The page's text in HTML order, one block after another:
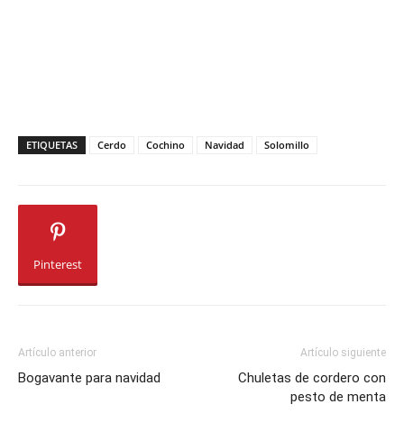
ETIQUETAS Cerdo Cochino Navidad Solomillo
Pinterest
Artículo anterior
Bogavante para navidad
Artículo siguiente
Chuletas de cordero con
pesto de menta